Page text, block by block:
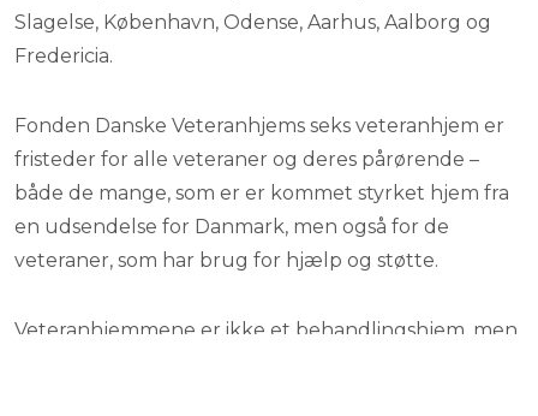
Slagelse, København, Odense, Aarhus, Aalborg og
Fredericia.​
Fonden Danske Veteranhjems seks veteranhjem er
fristeder for alle veteraner og deres pårørende –
både de mange, som er er kommet styrket hjem fra
en udsendelse for Danmark, men også for de
veteraner, som har brug for hjælp og støtte.​
Veteranhjemmene er ikke et behandlingshjem, men